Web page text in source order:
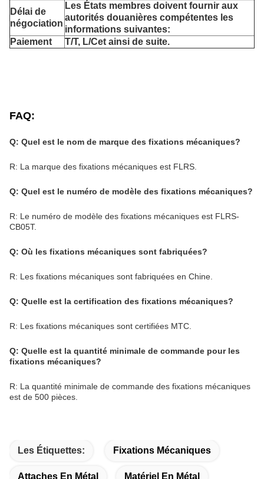
Délai de
négociation
Les États membres doivent fournir aux
autorités douanières compétentes les
informations suivantes:
Paiement
T/T, L/Cet ainsi de suite.
FAQ:
Q: Quel est le nom de marque des fixations mécaniques?
R: La marque des fixations mécaniques est FLRS.
Q: Quel est le numéro de modèle des fixations mécaniques?
R: Le numéro de modèle des fixations mécaniques est FLRS-
CB05T.
Q: Où les fixations mécaniques sont fabriquées?
R: Les fixations mécaniques sont fabriquées en Chine.
Q: Quelle est la certification des fixations mécaniques?
R: Les fixations mécaniques sont certifiées MTC.
Q: Quelle est la quantité minimale de commande pour les
fixations mécaniques?
R: La quantité minimale de commande des fixations mécaniques
est de 500 pièces.
Les Étiquettes: Fixations Mécaniques
Attaches En Métal Matériel En Métal